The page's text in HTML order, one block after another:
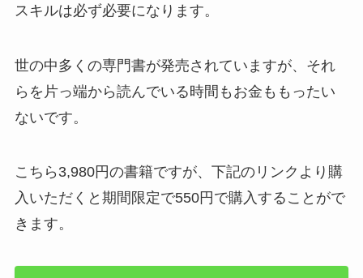
スキルは必ず必要になります。
世の中多くの専門書が発売されていますが、それ
らを片っ端から読んでいる時間もお金ももったい
ないです。
こちら3,980円の書籍ですが、下記のリンクより購
入いただくと期間限定で550円で購入することがで
きます。